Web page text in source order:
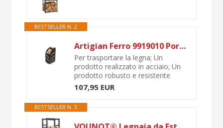
BESTSELLER N. 2
Artigian Ferro 9919010 Portalegna, Acciaio
Per trasportare la legna; Un
prodotto realizzato in acciaio; Un
prodotto robusto e resistente
107,95 EUR
BESTSELLER N. 3